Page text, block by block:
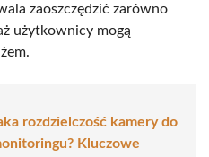
zaoszczędzić zarówno
użytkownicy mogą
rozdzielczość kamery do
Kluczowe